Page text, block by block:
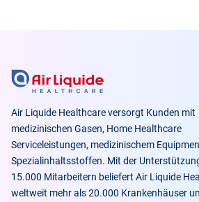
Air Liquide Healthcare versorgt Kunden mit
medizinischen Gasen, Home Healthcare
Serviceleistungen, medizinischem
Spezialinhaltsstoffen. Mit der
15.000 Mitarbeitern beliefert Air Liquide
weltweit mehr als 20.000 Krankenhäuser